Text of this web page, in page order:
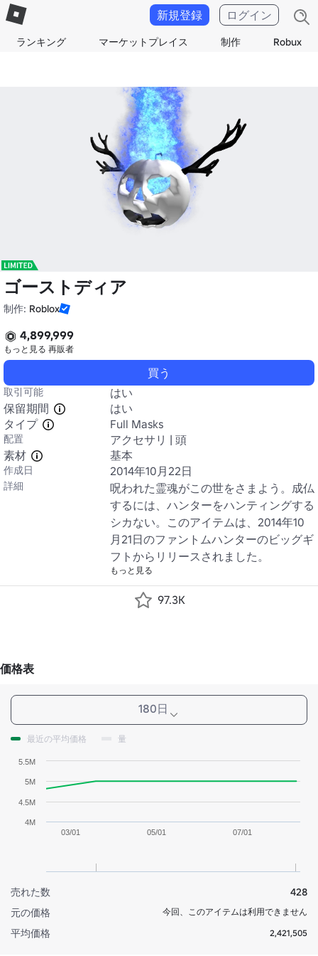
ランキング マーケットプレイス 制作 Robux
新規登録 ログイン
ゴーストディア
制作: Roblox
4,899,999
もっと見る 再販者
買う
取引可能
はい
保留期間
はい
タイプ
Full Masks
配置
アクセサリ | 頭
素材
基本
作成日 2014年10月22日
詳細
呪われた霊魂がこの世をさまよう。成仏
するには、ハンターをハンティングする
シカない。このアイテムは、2014年10
月21日のファントムハンターのビッグギ
フトからリリースされました。
もっと見る
97.3K
価格表
180日
最近の平均価格 量
03/01 05/01 07/01
4M
4.5M
5M
5.5M
売れた数
428
元の価格
今回、このアイテムは利用できません
平均価格 2,421,505